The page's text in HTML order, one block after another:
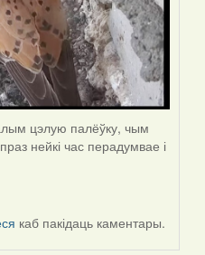
цэлую палёўку, чым
нейкі час перадумвае і
каб пакідаць каментары.